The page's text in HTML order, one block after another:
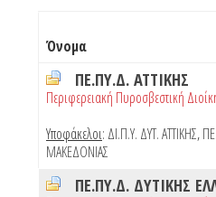
Όνομα
ΠΕ.ΠΥ.Δ. ΑΤΤΙΚΗΣ
Περιφερειακή Πυροσβεστική
Υποφάκελοι: ΔΙ.Π.Υ. ΔΥΤ. ΑΤΤΙΚΗΣ,
ΜΑΚΕΔΟΝΙΑΣ
ΠΕ.ΠΥ.Δ. ΔΥΤΙΚΗΣ